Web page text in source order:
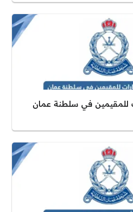
للمقيمين في سلطنة عمان